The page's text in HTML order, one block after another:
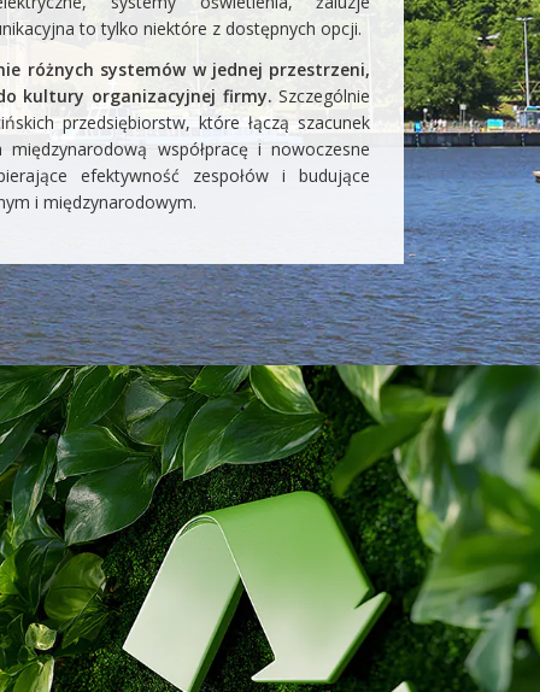
to tylko niektóre z dostępnych opcji.
różnych systemów w jednej przestrzeni,
kultury organizacyjnej firmy. Szczególnie
przedsiębiorstw, które łączą szacunek
współpracę i nowoczesne
efektywność zespołów i budujące
i międzynarodowym.